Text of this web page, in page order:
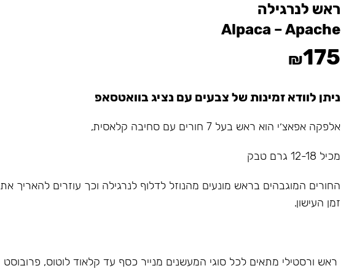
ראש לנרגילה
Alpaca – Apache
₪175
ניתן לוודא זמינות של צבעים עם נציג בוואטסאפ
אלפקה אפאצ׳י הוא ראש בעל 7 חורים עם סחיבה קלאסית,
מכיל 12-18 גרם טבק
החורים המוגבהים בראש מונעים מהנוזל לדלוף לנרגילה וכך עוזרים להאריך את
זמן העישון.
ראש ורסטילי מתאים לכל סוגי המעשנים מנייר כסף עד קלאוד לוטוס, פרובוסט